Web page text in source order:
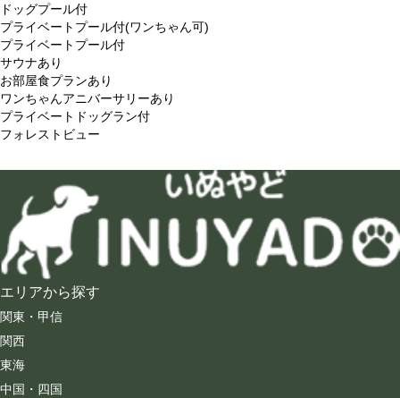
ドッグプール付
プライベートプール付(ワンちゃん可)
プライベートプール付
サウナあり
お部屋食プランあり
ワンちゃんアニバーサリーあり
プライベートドッグラン付
フォレストビュー
エリアから探す
関東・甲信
関西
東海
中国・四国